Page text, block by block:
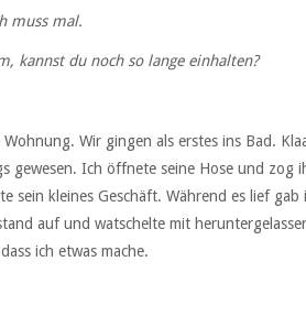
muss mal.
du noch so lange einhalten?
Wir gingen als erstes ins Bad.
gewesen. Ich öffnete seine Hose und zog
sein kleines Geschäft. Während es lief
auf und watschelte mit
ich etwas mache.